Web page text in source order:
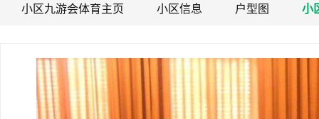
小区九游会体育主页 小区信息 户型图 小